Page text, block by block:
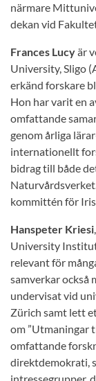
närmare
dekan vid
Frances Lucyär
University, Sligo
erkänd forskare
Hon har varit en
omfattande
genom årliga
internationellt
bidrag till både
kommittén för
Hanspeter Kriesi
University
relevant för
samverkar också
undervisat vid
Zürich samt lett
om ”Utmaningar
omfattande
direktdemokrati,